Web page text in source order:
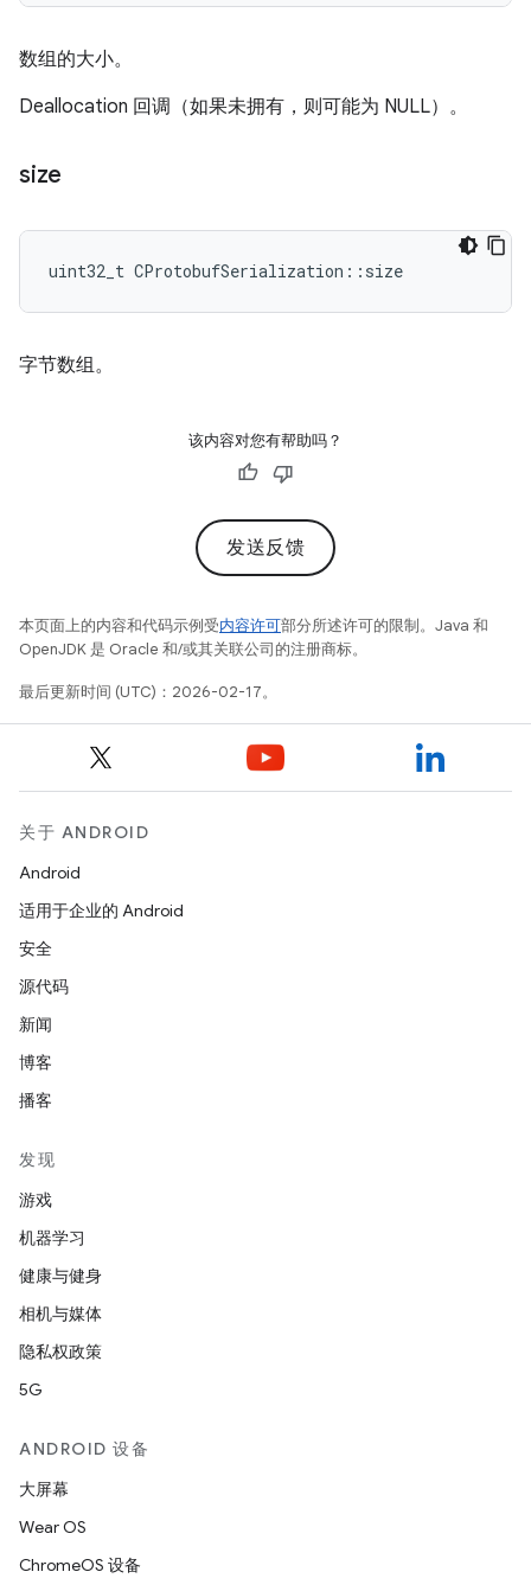
数组的大小。
Deallocation 回调（如果未拥有，则可能为 NULL）。
size
uint32_t CProtobufSerialization::size
字节数组。
该内容对您有帮助吗？
发送反馈
本页面上的内容和代码示例受内容许可部分所述许可的限制。Java 和
OpenJDK 是 Oracle 和/或其关联公司的注册商标。
最后更新时间 (UTC)：2026-02-17。
关于 ANDROID
Android
适用于企业的 Android
安全
源代码
新闻
博客
播客
发现
游戏
机器学习
健康与健身
相机与媒体
隐私权政策
5G
ANDROID 设备
大屏幕
Wear OS
ChromeOS 设备